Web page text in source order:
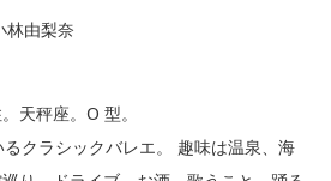
林由梨奈
天秤座。O 型。
クラシックバレエ。 趣味は温泉、海